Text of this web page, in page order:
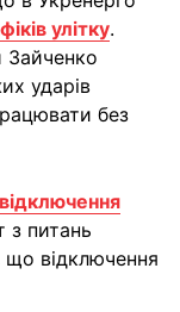
улітку.
Зайченко
ударів
без
відключення
з питань
що відключення